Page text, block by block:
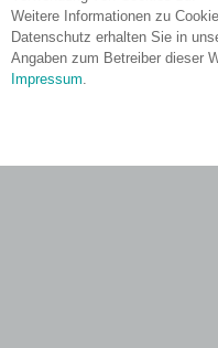
Weitere Informationen zu
Datenschutz erhalten Sie in
Angaben zum Betreiber dieser
Impressum.